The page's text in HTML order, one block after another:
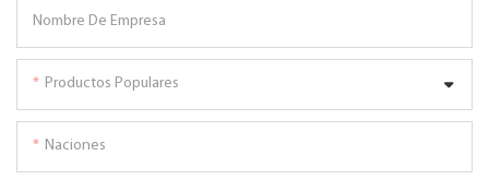
Nombre De Empresa
Productos Populares
Naciones